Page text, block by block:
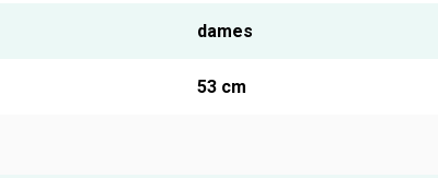
dames
53 cm